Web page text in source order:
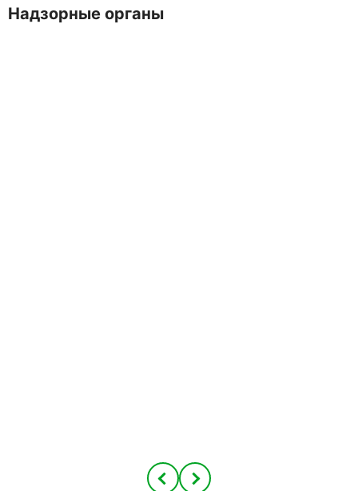
Надзорные органы